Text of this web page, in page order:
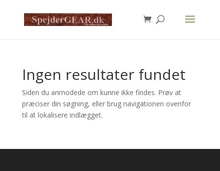
search
Ingen resultater fundet
Siden du anmodede om kunne ikke findes. Prøv at
præciser din søgning, eller brug navigationen ovenfor
til at lokalisere indlægget.